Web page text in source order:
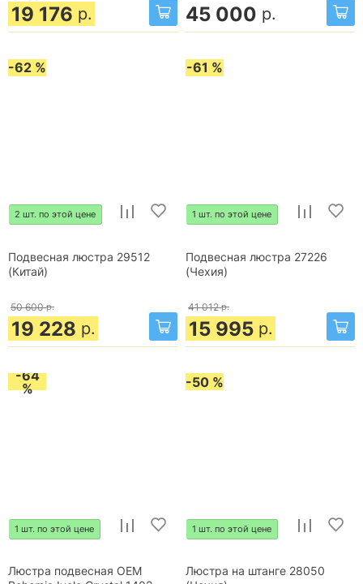
19 176 р. 45 000 р.
-62 %
2 шт. по этой цене
Подвесная люстра 29512
(Китай)
50 600 р.
19 228 р.
-61 %
1 шт. по этой цене
Подвесная люстра 27226
(Чехия)
41 012 р.
15 995 р.
-64
%
1 шт. по этой цене
Люстра подвесная OEM
-50 %
1 шт. по этой цене
Люстра на штанге 28050